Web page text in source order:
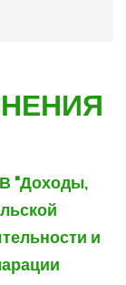
"Доходы,
и